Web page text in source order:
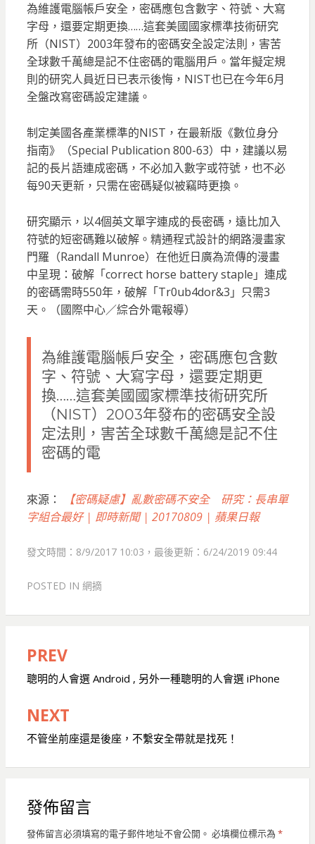
為維護電腦帳戶安全，密碼應包含數字、符號、大寫
字母，還要定期更換……這套美國國家標準技術研究
所（NIST）2003年發布的密碼安全設定法則，害苦
全球數千萬總是記不住密碼的電腦用戶。當年擬定規
則的研究人員近日已表示後悔，NIST也已在今年6月
全盤改寫密碼設定建議。
制定美國各產業標準的NIST，在最新版《數位身分
指南》（Special Publication 800-63）中，建議以易
記的長片語連成密碼，不必加入數字或符號，也不必
每90天更新，只需在密碼疑似被竊時更換。
研究顯示，以4個英文單字連成的長密碼，遠比加入
符號的短密碼難以破解。精通程式設計的網路漫畫家
門羅（Randall Munroe）在他近日廣為流傳的漫畫
中呈現：破解「correct horse battery staple」連成
的密碼需時550年，破解「Tr0ub4dor&3」只需3
天。（國際中心／綜合外電報導）
為維護電腦帳戶安全，密碼應包含數
字、符號、大寫字母，還要定期更
換……這套美國國家標準技術研究所
（NIST）2003年發布的密碼安全設
定法則，害苦全球數千萬總是記不住
密碼的電
來源：
【密碼疑慮】亂數密碼不安全 研究：長串單
字組合最好 | 即時新聞 | 20170809 | 蘋果日報
發文時間：8/9/2017 10:03，最後更新：6/24/2019 09:44
POSTED IN 網摘
文
章
導
覽
PREV
聰明的人會選 Android , 另外一種聰明的人會選 iPhone
NEXT
不管坐前座還是後座，不繫安全帶就是找死！
發佈留言
發佈留言必須填寫的電子郵件地址不會公開。 必填欄位標示為 *